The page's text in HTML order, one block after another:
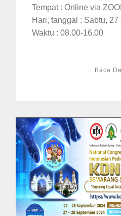
Tempat : Online via
Hari, tanggal : Sabtu,
Waktu : 08.00-16.00
Baca